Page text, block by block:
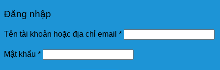
Đăng nhập
Tên tài khoản hoặc địa chỉ email *
Mật khẩu *